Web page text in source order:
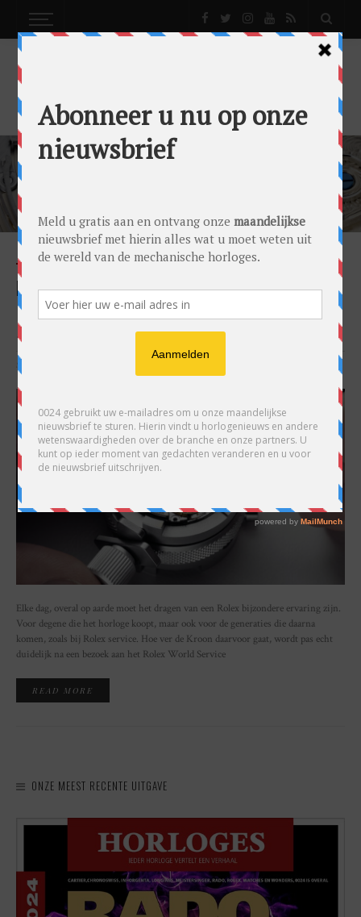
BACKGROUND NEWS STORIES
IN-DEPTH ROLEX SERVICE: HOEKSTEEN VAN
HET LUXEHUIS (LONGREAD)
on
Elke dag, overal op aarde moet het dragen van een Rolex bijzondere ervaring zijn.
Voor degene die het horloge koopt, maar ook voor de generaties die daarna
komen, zoals bij Rolex service. Hoe ver de Kroon daarvoor gaat, wordt pas echt
duidelijk na een bezoek aan het Rolex World Service
READ MORE
ONZE MEEST RECENTE UITGAVE